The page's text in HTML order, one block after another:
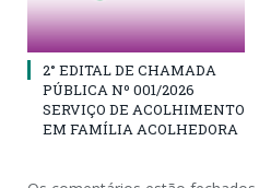
2° EDITAL DE CHAMADA
PÚBLICA Nº 001/2026
SERVIÇO DE ACOLHIMENTO
EM FAMÍLIA ACOLHEDORA